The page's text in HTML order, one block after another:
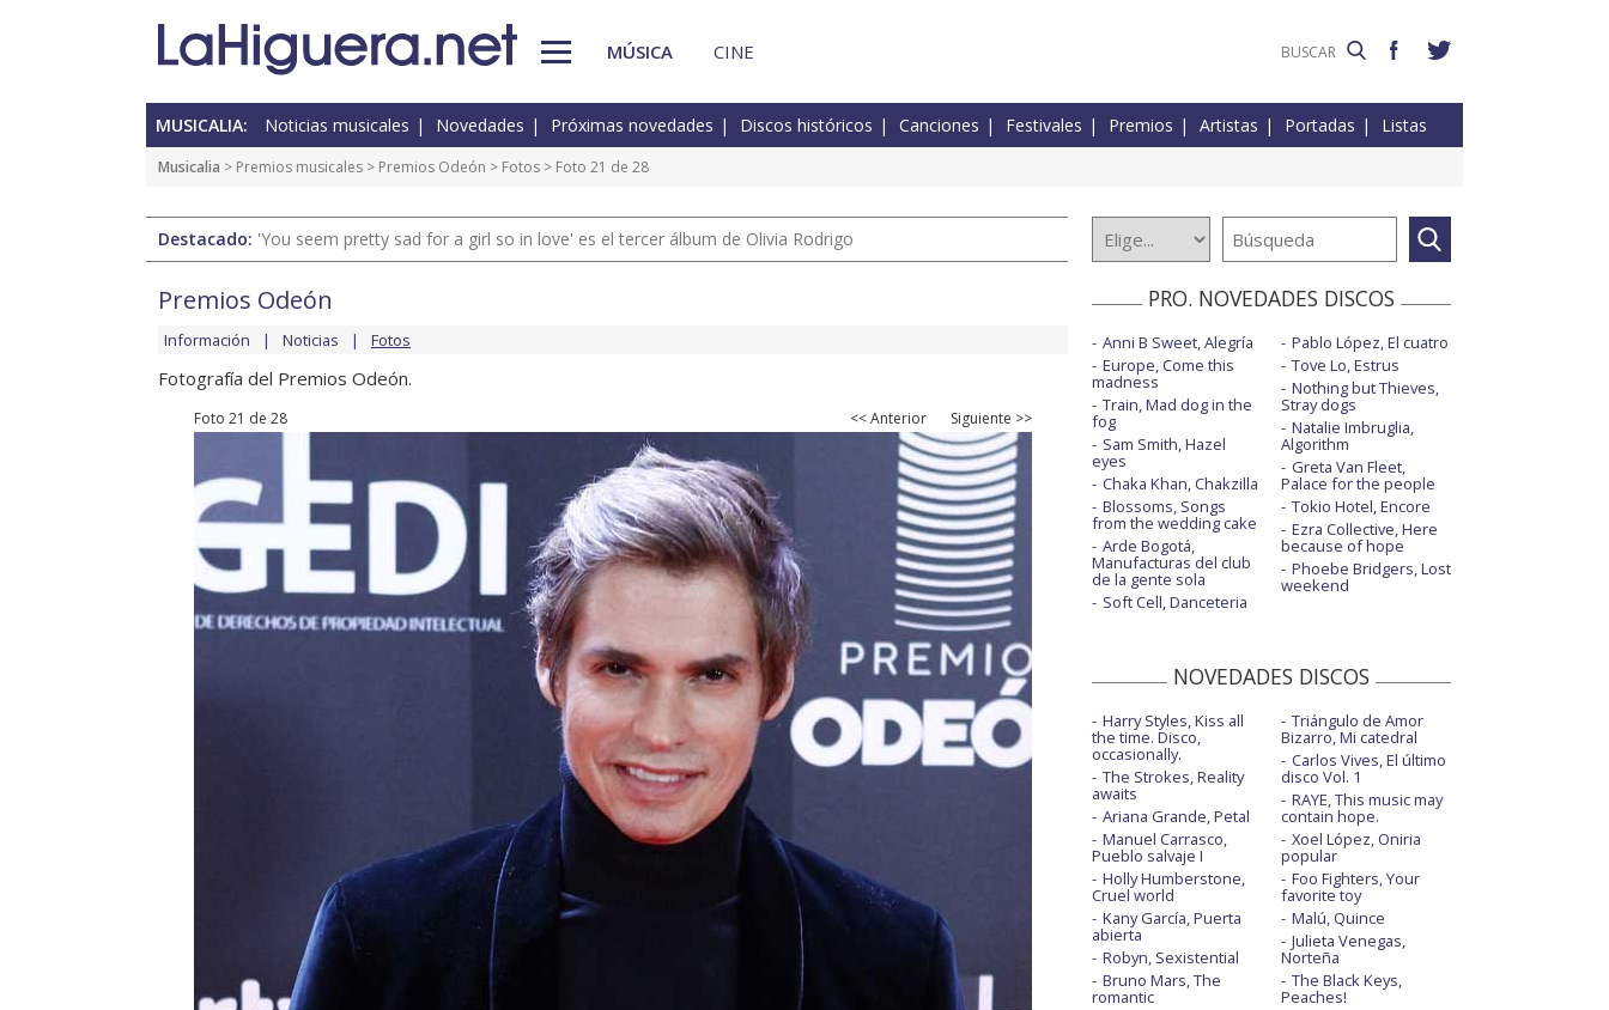
MÚSICA CINE
MUSICALIA: Noticias musicales Novedades Próximas novedades Discos históricos Canciones Festivales Premios Artistas Portadas Listas
Musicalia > Premios musicales > Premios Odeón > Fotos > Foto 21 de 28
Destacado: 'You seem pretty sad for a girl so in love' es el tercer álbum de Olivia Rodrigo
Premios Odeón
Información Noticias Fotos
Fotografía del Premios Odeón.
Foto 21 de 28 << Anterior Siguiente >>
PRO. NOVEDADES DISCOS
Anni B Sweet, Alegría
Europe, Come this
madness
Train, Mad dog in the
fog
Sam Smith, Hazel
eyes
Chaka Khan, Chakzilla
Blossoms, Songs
from the wedding cake
Arde Bogotá,
Manufacturas del club
de la gente sola
Soft Cell, Danceteria
Pablo López, El cuatro
Tove Lo, Estrus
Nothing but Thieves,
Stray dogs
Natalie Imbruglia,
Algorithm
Greta Van Fleet,
Palace for the people
Tokio Hotel, Encore
Ezra Collective, Here
because of hope
Phoebe Bridgers, Lost
weekend
NOVEDADES DISCOS
Harry Styles, Kiss all
the time. Disco,
occasionally.
The Strokes, Reality
awaits
Ariana Grande, Petal
Manuel Carrasco,
Pueblo salvaje I
Holly Humberstone,
Cruel world
Kany García, Puerta
abierta
Robyn, Sexistential
Bruno Mars, The
romantic
Triángulo de Amor
Bizarro, Mi catedral
Carlos Vives, El último
disco Vol. 1
RAYE, This music may
contain hope.
Xoel López, Oniria
popular
Foo Fighters, Your
favorite toy
Malú, Quince
Julieta Venegas,
Norteña
The Black Keys,
Peaches!